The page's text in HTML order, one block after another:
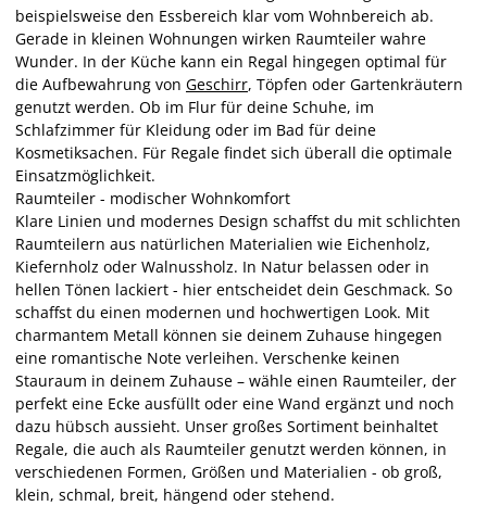
beispielsweise den Essbereich klar vom Wohnbereich ab.
Gerade in kleinen Wohnungen wirken Raumteiler wahre
Wunder. In der Küche kann ein Regal hingegen optimal für
die Aufbewahrung von Geschirr, Töpfen oder Gartenkräutern
genutzt werden. Ob im Flur für deine Schuhe, im
Schlafzimmer für Kleidung oder im Bad für deine
Kosmetiksachen. Für Regale findet sich überall die optimale
Einsatzmöglichkeit.
Raumteiler - modischer Wohnkomfort
Klare Linien und modernes Design schaffst du mit schlichten
Raumteilern aus natürlichen Materialien wie Eichenholz,
Kiefernholz oder Walnussholz. In Natur belassen oder in
hellen Tönen lackiert - hier entscheidet dein Geschmack. So
schaffst du einen modernen und hochwertigen Look. Mit
charmantem Metall können sie deinem Zuhause hingegen
eine romantische Note verleihen. Verschenke keinen
Stauraum in deinem Zuhause – wähle einen Raumteiler, der
perfekt eine Ecke ausfüllt oder eine Wand ergänzt und noch
dazu hübsch aussieht. Unser großes Sortiment beinhaltet
Regale, die auch als Raumteiler genutzt werden können, in
verschiedenen Formen, Größen und Materialien - ob groß,
klein, schmal, breit, hängend oder stehend.